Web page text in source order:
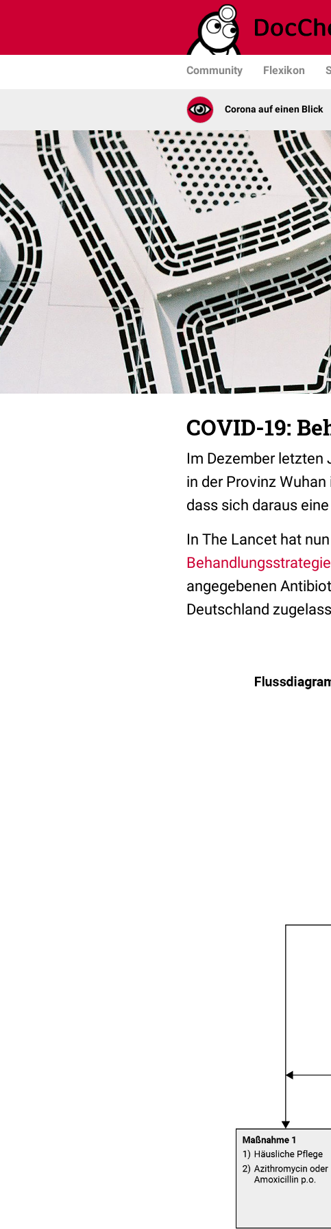
Community Flexikon
Corona auf einen Blick
COVID-19:
Im Dezember letzten
in der Provinz
dass sich daraus
In The Lancet hat
Behandlungsstrategie
angegebenen
Deutschland